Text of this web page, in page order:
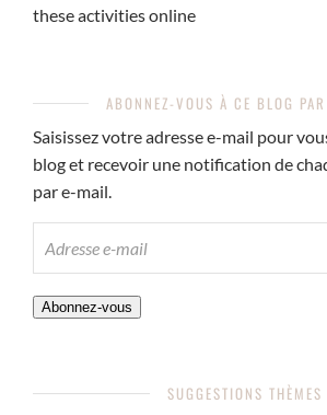
these activities online
ABONNEZ-VOUS À CE BLOG
Saisissez votre adresse e-mail pour
blog et recevoir une notification de
par e-mail.
MAIL
Abonnez-vous
SUGGESTIONS THÈMES